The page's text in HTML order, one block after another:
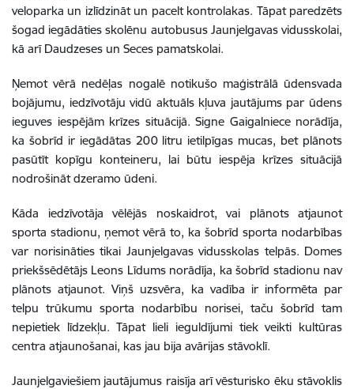
veloparka un izlīdzināt un pacelt kontrolakas. Tāpat paredzēts
šogad iegādāties skolēnu autobusus Jaunjelgavas vidusskolai,
kā arī Daudzeses un Seces pamatskolai.
Ņemot vērā nedēļas nogalē notikušo maģistrālā ūdensvada
bojājumu, iedzīvotāju vidū aktuāls kļuva jautājums par ūdens
ieguves iespējām krīzes situācijā. Signe Gaigalniece norādīja,
ka šobrīd ir iegādātas 200 litru ietilpīgas mucas, bet plānots
pasūtīt kopīgu konteineru, lai būtu iespēja krīzes situācijā
nodrošināt dzeramo ūdeni.
Kāda iedzīvotāja vēlējās noskaidrot, vai plānots atjaunot
sporta stadionu, ņemot vērā to, ka šobrīd sporta nodarbības
var norisināties tikai Jaunjelgavas vidusskolas telpās. Domes
priekšsēdētājs Leons Līdums norādīja, ka šobrīd stadionu nav
plānots atjaunot. Viņš uzsvēra, ka vadība ir informēta par
telpu trūkumu sporta nodarbību norisei, taču šobrīd tam
nepietiek līdzekļu. Tāpat lieli ieguldījumi tiek veikti kultūras
centra atjaunošanai, kas jau bija avārijas stāvoklī.
Jaunjelgaviešiem jautājumus raisīja arī vēsturisko ēku stāvoklis